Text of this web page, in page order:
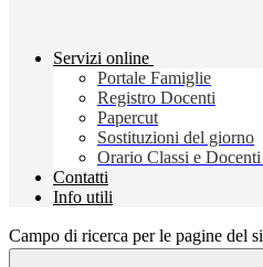
Servizi online
Portale Famiglie
Registro Docenti
Papercut
Sostituzioni del giorno
Orario Classi e
Contatti
Info utili
Campo di ricerca per le pagine del